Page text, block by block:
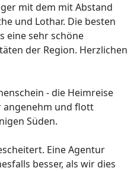
mit dem mit Abstand
und Lothar. Die besten
eine sehr schöne
der Region. Herzlichen
- die Heimreise
angenehm und flott
Süden.
Eine Agentur
besser, als wir dies